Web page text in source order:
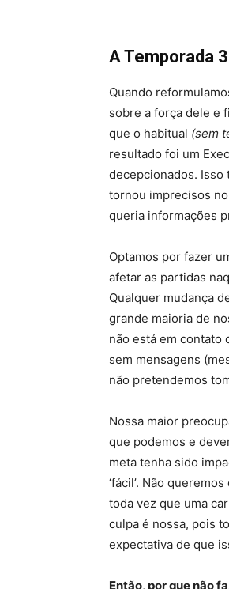
A Temporada
Quando
sobre a força dele e
que o habitual (sem
resultado foi um
decepcionados. Isso
tornou imprecisos
queria informações
Optamos por fazer
afetar as partidas
Qualquer mudança
grande maioria de
não está em contato
sem mensagens
não pretendemos
Nossa maior
que podemos e
meta tenha sido
‘fácil’. Não
toda vez que uma
culpa é nossa, pois
expectativa de que
Então, por que não